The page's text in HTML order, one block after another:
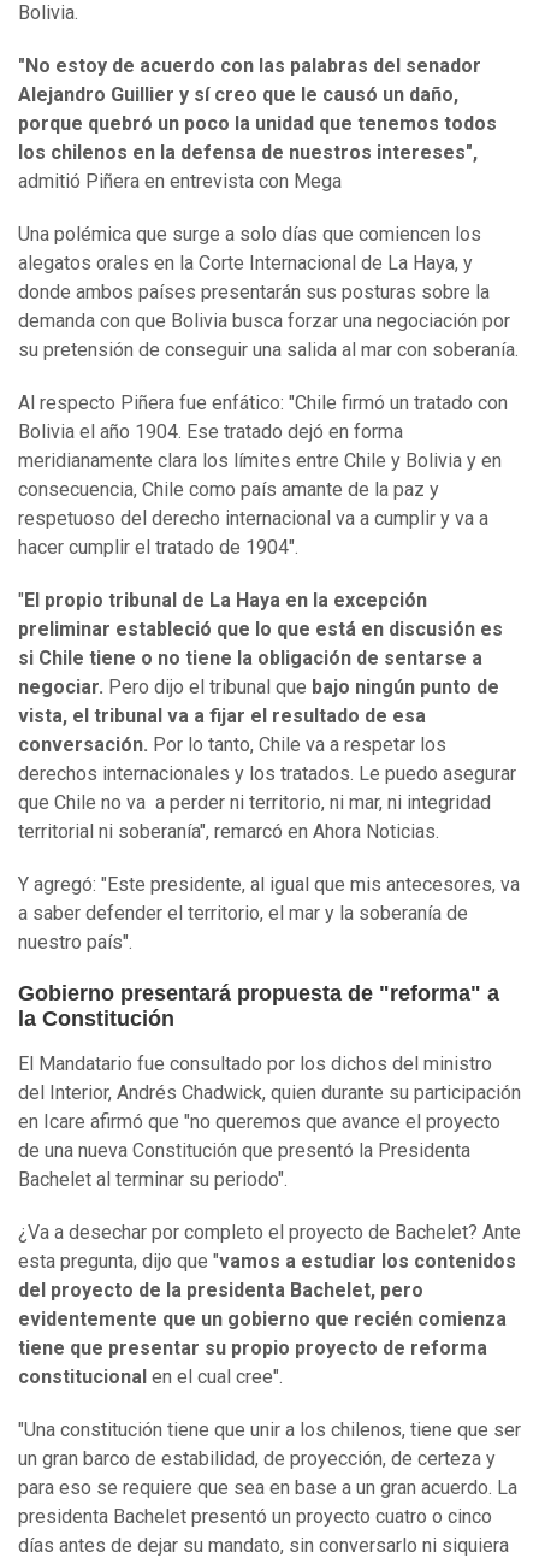
Bolivia.
"No estoy de acuerdo con las palabras del senador
Alejandro Guillier y sí creo que le causó un daño,
porque quebró un poco la unidad que tenemos todos
los chilenos en la defensa de nuestros intereses",
admitió Piñera en entrevista con Mega
Una polémica que surge a solo días que comiencen los
alegatos orales en la Corte Internacional de La Haya, y
donde ambos países presentarán sus posturas sobre la
demanda con que Bolivia busca forzar una negociación por
su pretensión de conseguir una salida al mar con soberanía.
Al respecto Piñera fue enfático: "Chile firmó un tratado con
Bolivia el año 1904. Ese tratado dejó en forma
meridianamente clara los límites entre Chile y Bolivia y en
consecuencia, Chile como país amante de la paz y
respetuoso del derecho internacional va a cumplir y va a
hacer cumplir el tratado de 1904".
" El propio tribunal de La Haya en la excepción
preliminar estableció que lo que está en discusión es
si Chile tiene o no tiene la obligación de sentarse a
negociar. Pero dijo el tribunal que bajo ningún punto de
vista, el tribunal va a fijar el resultado de esa
conversación. Por lo tanto, Chile va a respetar los
derechos internacionales y los tratados. Le puedo asegurar
que Chile no va a perder ni territorio, ni mar, ni integridad
territorial ni soberanía", remarcó en Ahora Noticias.
Y agregó: "Este presidente, al igual que mis antecesores, va
a saber defender el territorio, el mar y la soberanía de
nuestro país".
Gobierno presentará propuesta de "reforma" a
la Constitución
El Mandatario fue consultado por los dichos del ministro
del Interior, Andrés Chadwick, quien durante su participación
en Icare afirmó que "no queremos que avance el proyecto
de una nueva Constitución que presentó la Presidenta
Bachelet al terminar su periodo".
¿Va a desechar por completo el proyecto de Bachelet? Ante
esta pregunta, dijo que "vamos a estudiar los contenidos
del proyecto de la presidenta Bachelet, pero
evidentemente que un gobierno que recién comienza
tiene que presentar su propio proyecto de reforma
constitucional en el cual cree".
"Una constitución tiene que unir a los chilenos, tiene que ser
un gran barco de estabilidad, de proyección, de certeza y
para eso se requiere que sea en base a un gran acuerdo. La
presidenta Bachelet presentó un proyecto cuatro o cinco
días antes de dejar su mandato, sin conversarlo ni siquiera